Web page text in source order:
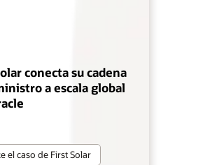
conecta su cadena
a escala global
el caso de First Solar